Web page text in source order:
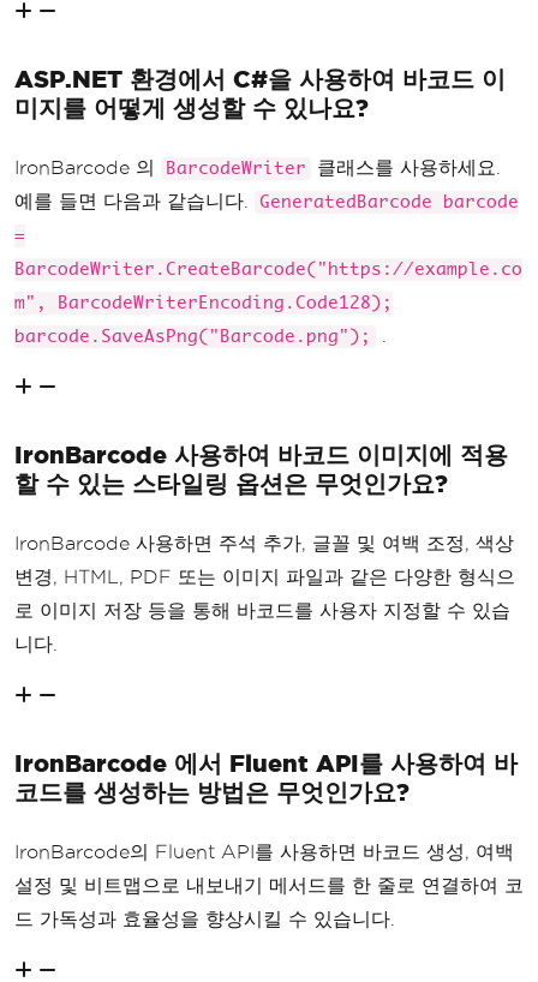
ASP.NET 환경에서 C#을 사용하여 바코드 이
미지를 어떻게 생성할 수 있나요?
IronBarcode 의 BarcodeWriter
클래스를 사용하세요.
예를 들면 다음과 같습니다.
GeneratedBarcode barcode
=
BarcodeWriter.CreateBarcode("https://example.co
m", BarcodeWriterEncoding.Code128);
barcode.SaveAsPng("Barcode.png");
IronBarcode 사용하여 바코드 이미지에 적용
할 수 있는 스타일링 옵션은 무엇인가요?
IronBarcode 사용하면 주석 추가, 글꼴 및 여백 조정, 색상
변경, HTML, PDF 또는 이미지 파일과 같은 다양한 형식으
로 이미지 저장 등을 통해 바코드를 사용자 지정할 수 있습
니다.
IronBarcode 에서 Fluent API를 사용하여 바
코드를 생성하는 방법은 무엇인가요?
IronBarcode의 Fluent API를 사용하면 바코드 생성, 여백
설정 및 비트맵으로 내보내기 메서드를 한 줄로 연결하여 코
드 가독성과 효율성을 향상시킬 수 있습니다.